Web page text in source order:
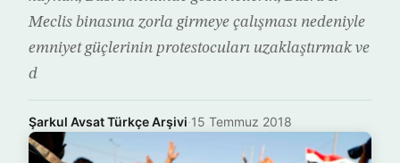
Meclis binasına zorla girmeye çalışması nedeniyle
emniyet güçlerinin protestocuları uzaklaştırmak ve
d
Şarkul Avsat Türkçe Arşivi·15 Temmuz 2018